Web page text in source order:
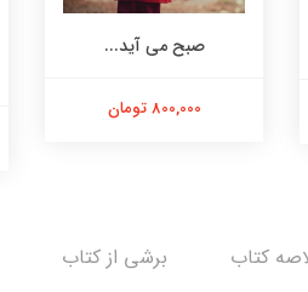
صبح می آید...
800,000 تومان
کتاب برشی از کتاب